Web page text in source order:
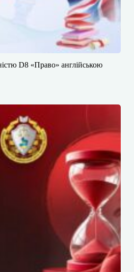
D8 «Право» англійською